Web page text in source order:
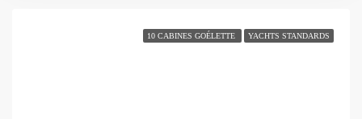
10 CABINES GOÉLETTE YACHTS STANDARDS